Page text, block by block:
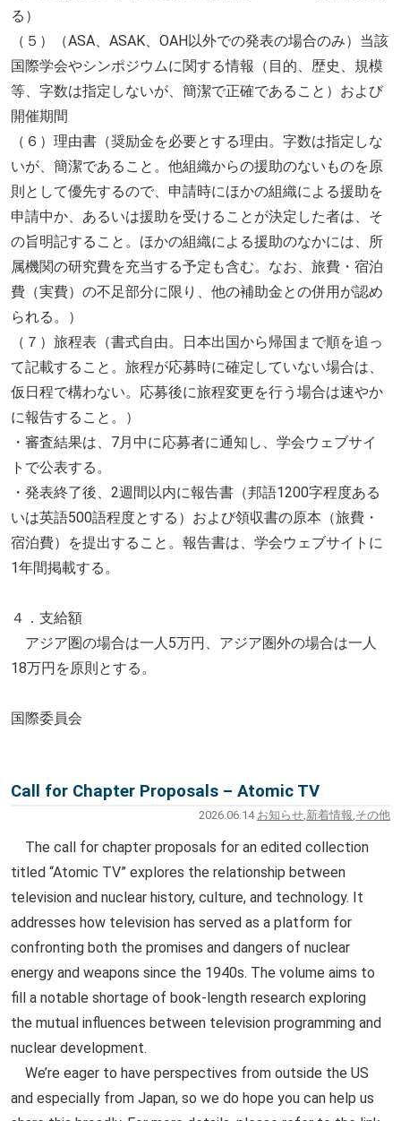
る）
（５）（ASA、ASAK、OAH以外での発表の場合のみ）当該
国際学会やシンポジウムに関する情報（目的、歴史、規模
等、字数は指定しないが、簡潔で正確であること）および
開催期間
（６）理由書（奨励金を必要とする理由。字数は指定しな
いが、簡潔であること。他組織からの援助のないものを原
則として優先するので、申請時にほかの組織による援助を
申請中か、あるいは援助を受けることが決定した者は、そ
の旨明記すること。ほかの組織による援助のなかには、所
属機関の研究費を充当する予定も含む。なお、旅費・宿泊
費（実費）の不足部分に限り、他の補助金との併用が認め
られる。）
（７）旅程表（書式自由。日本出国から帰国まで順を追っ
て記載すること。旅程が応募時に確定していない場合は、
仮日程で構わない。応募後に旅程変更を行う場合は速やか
に報告すること。）
・審査結果は、7月中に応募者に通知し、学会ウェブサイ
トで公表する。
・発表終了後、2週間以内に報告書（邦語1200字程度ある
いは英語500語程度とする）および領収書の原本（旅費・
宿泊費）を提出すること。報告書は、学会ウェブサイトに
1年間掲載する。
４．支給額
アジア圏の場合は一人5万円、アジア圏外の場合は一人
18万円を原則とする。
国際委員会
Call for Chapter Proposals – Atomic TV
2026.06.14 お知らせ,新着情報,その他
The call for chapter proposals for an edited collection
titled “Atomic TV” explores the relationship between
television and nuclear history, culture, and technology. It
addresses how television has served as a platform for
confronting both the promises and dangers of nuclear
energy and weapons since the 1940s. The volume aims to
fill a notable shortage of book-length research exploring
the mutual influences between television programming and
nuclear development.
We’re eager to have perspectives from outside the US
and especially from Japan, so we do hope you can help us